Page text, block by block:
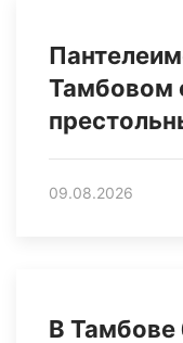
Тамбовом
09.08.2026
В Тамбове